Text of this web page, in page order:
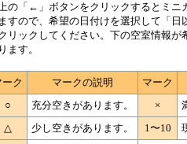
の「←」ボタンをクリックするとミニ
すので、希望の日付けを選択して「日
リックしてください。下の空室情報が
ます。
ーク マークの説明
マーク
○
充分空きがあります。 ×
△
少し空きがあります。 1〜10